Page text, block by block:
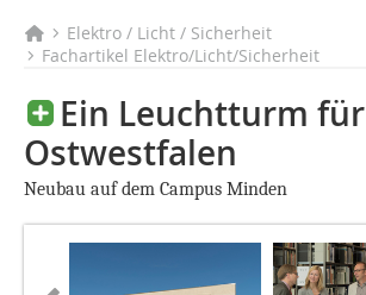
Elektro / Licht / Sicherheit
Fachartikel Elektro/Licht/Sicherheit
Ein Leuchtturm für
Ostwestfalen
Neubau auf dem Campus Minden